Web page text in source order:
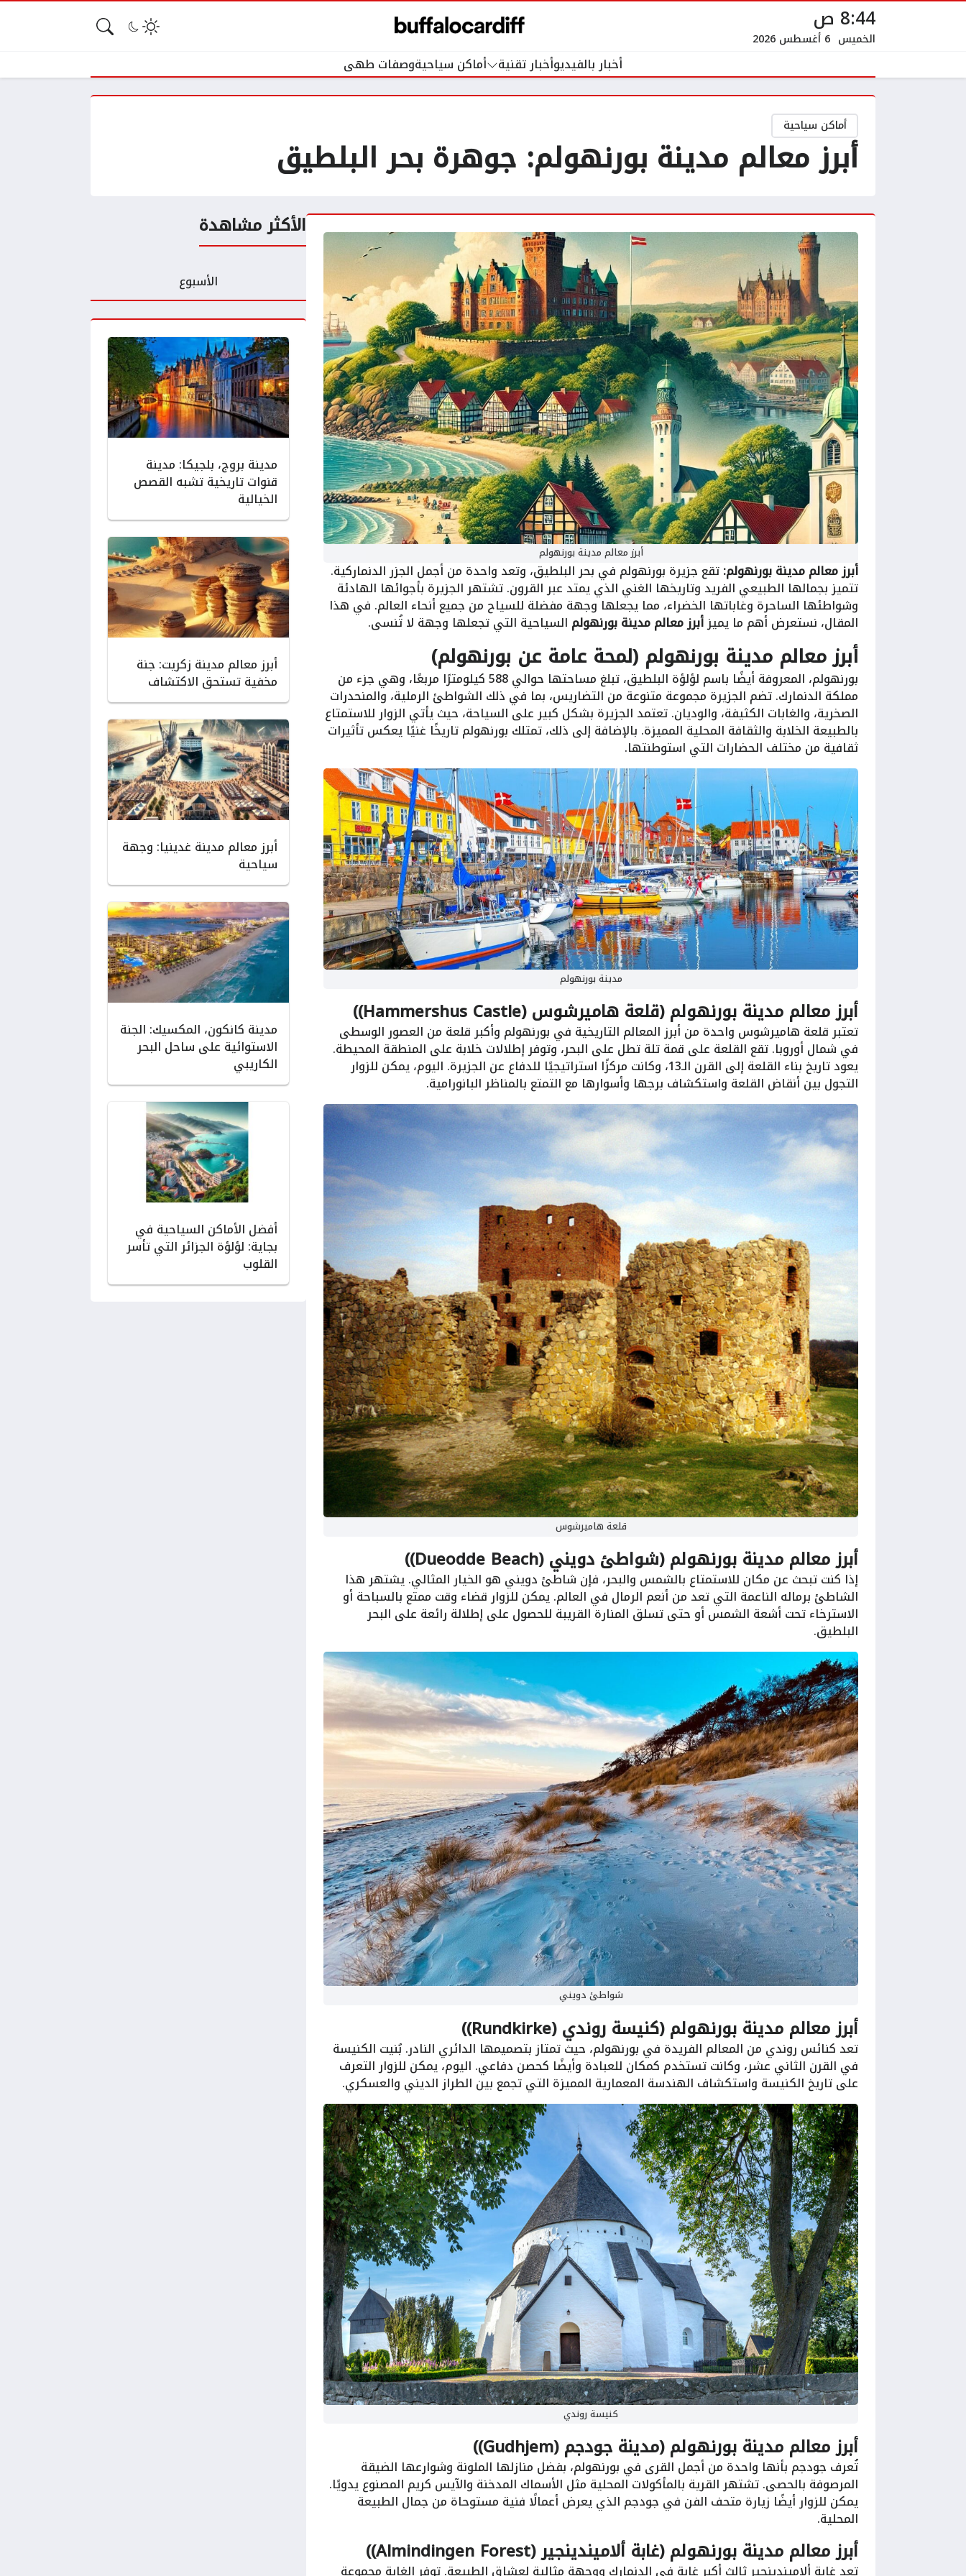
8:44 ص
الخميس 6 أغسطس 2026
أخبار بالفيديوأخبار تقنية أماكن سياحيةوصفات طهى
أماكن سياحية
أبرز معالم مدينة بورنهولم: جوهرة بحر البلطيق
الأكثر مشاهدة
الأسبوع
مدينة بروج، بلجيكا: مدينة
قنوات تاريخية تشبه القصص
الخيالية
أبرز معالم مدينة زكريت: جنة
مخفية تستحق الاكتشاف
أبرز معالم مدينة غدينيا: وجهة
سياحية
مدينة كانكون، المكسيك: الجنة
الاستوائية على ساحل البحر
الكاريبي
أفضل الأماكن السياحية في
بجاية: لؤلؤة الجزائر التي تأسر
القلوب
أبرز معالم مدينة بورنهولم
أبرز معالم مدينة بورنهولم:تقع جزيرة بورنهولم في بحر البلطيق، وتعد واحدة من أجمل الجزر الدنماركية.
تتميز بجمالها الطبيعي الفريد وتاريخها الغني الذي يمتد عبر القرون. تشتهر الجزيرة بأجوائها الهادئة
وشواطئها الساحرة وغاباتها الخضراء، مما يجعلها وجهة مفضلة للسياح من جميع أنحاء العالم. في هذا
المقال، نستعرض أهم ما يميزأبرز معالم مدينة بورنهولم السياحية التي تجعلها وجهة لا تُنسى.
أبرز معالم مدينة بورنهولم (لمحة عامة عن بورنهولم)
بورنهولم، المعروفة أيضًا باسم لؤلؤة البلطيق، تبلغ مساحتها حوالي 588 كيلومترًا مربعًا، وهي جزء من
مملكة الدنمارك. تضم الجزيرة مجموعة متنوعة من التضاريس، بما في ذلك الشواطئ الرملية، والمنحدرات
الصخرية، والغابات الكثيفة، والوديان. تعتمد الجزيرة بشكل كبير على السياحة، حيث يأتي الزوار للاستمتاع
بالطبيعة الخلابة والثقافة المحلية المميزة. بالإضافة إلى ذلك، تمتلك بورنهولم تاريخًا غنيًا يعكس تأثيرات
ثقافية من مختلف الحضارات التي استوطنتها.
مدينة بورنهولم
أبرز معالم مدينة بورنهولم (قلعة هاميرشوس (Hammershus Castle))
تعتبر قلعة هاميرشوس واحدة من أبرز المعالم التاريخية في بورنهولم وأكبر قلعة من العصور الوسطى
في شمال أوروبا. تقع القلعة على قمة تلة تطل على البحر، وتوفر إطلالات خلابة على المنطقة المحيطة.
يعود تاريخ بناء القلعة إلى القرن الـ13، وكانت مركزًا استراتيجيًا للدفاع عن الجزيرة. اليوم، يمكن للزوار
التجول بين أنقاض القلعة واستكشاف برجها وأسوارها مع التمتع بالمناظر البانورامية.
قلعة هاميرشوس
أبرز معالم مدينة بورنهولم (شواطئ دويني (Dueodde Beach))
إذا كنت تبحث عن مكان للاستمتاع بالشمس والبحر، فإن شاطئ دويني هو الخيار المثالي. يشتهر هذا
الشاطئ برماله الناعمة التي تعد من أنعم الرمال في العالم. يمكن للزوار قضاء وقت ممتع بالسباحة أو
الاسترخاء تحت أشعة الشمس أو حتى تسلق المنارة القريبة للحصول على إطلالة رائعة على البحر
البلطيق.
شواطئ دويني
أبرز معالم مدينة بورنهولم (كنيسة روندي (Rundkirke))
تعد كنائس روندي من المعالم الفريدة في بورنهولم، حيث تمتاز بتصميمها الدائري النادر. بُنيت الكنيسة
في القرن الثاني عشر، وكانت تستخدم كمكان للعبادة وأيضًا كحصن دفاعي. اليوم، يمكن للزوار التعرف
على تاريخ الكنيسة واستكشاف الهندسة المعمارية المميزة التي تجمع بين الطراز الديني والعسكري.
كنيسة روندي
أبرز معالم مدينة بورنهولم (مدينة جودجم (Gudhjem))
تُعرف جودجم بأنها واحدة من أجمل القرى في بورنهولم، بفضل منازلها الملونة وشوارعها الضيقة
المرصوفة بالحصى. تشتهر القرية بالمأكولات المحلية مثل الأسماك المدخنة والآيس كريم المصنوع يدويًا.
يمكن للزوار أيضًا زيارة متحف الفن في جودجم الذي يعرض أعمالًا فنية مستوحاة من جمال الطبيعة
المحلية.
أبرز معالم مدينة بورنهولم (غابة ألاميندينجير (Almindingen Forest))
تعد غابة ألاميندينجير ثالث أكبر غابة في الدنمارك ووجهة مثالية لعشاق الطبيعة. توفر الغابة مجموعة